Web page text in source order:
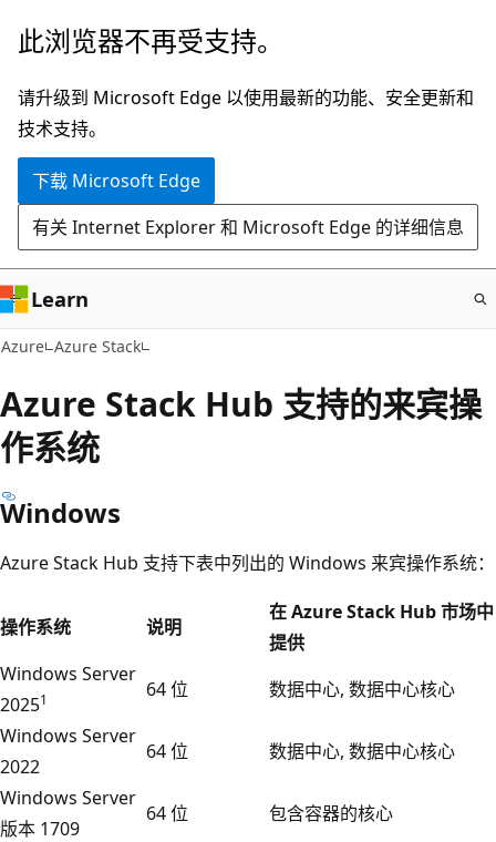
跳
主
要
内
此浏览器不再受支持。
请升级到 Microsoft Edge 以使用最新的功能、安全更新和
技术支持。
下载 Microsoft Edge
有关 Internet Explorer 和 Microsoft Edge 的详细信息
Learn
Azure Azure Stack
Azure Stack Hub 支持的来宾操
作系统
Windows
Azure Stack Hub 支持下表中列出的 Windows 来宾操作系统：
操作系统 说明
在 Azure Stack Hub 市场中
提供
Windows Server
20251 64 位
数据中心, 数据中心核心
Windows Server
2022
64 位
数据中心, 数据中心核心
Windows Server
版本 1709
64 位
包含容器的核心